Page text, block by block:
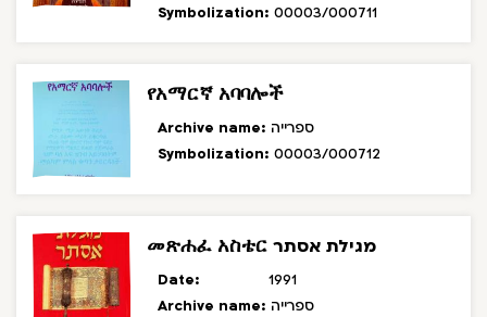
Symbolization: 00003/000711
የአማርኛ አባባሎች
Archive name: ספרייה
Symbolization: 00003/000712
መጽሐፈ አስቴር מגילת אסתר
Date:
1991
Archive name: ספרייה